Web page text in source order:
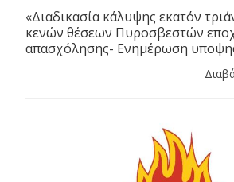
«Διαδικασία κάλυψης εκατόν
κενών θέσεων Πυροσβεστών
απασχόλησης- Ενημέρωση